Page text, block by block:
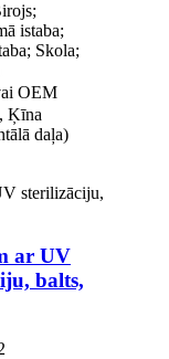
istaba;
Skola;
OEM
Ķīna
daļa)
ar UV
balts,